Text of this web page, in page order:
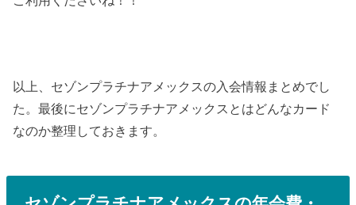
以上、セゾンプラチナアメックスの入会情報まとめでし
た。最後にセゾンプラチナアメックスとはどんなカード
なのか整理しておきます。